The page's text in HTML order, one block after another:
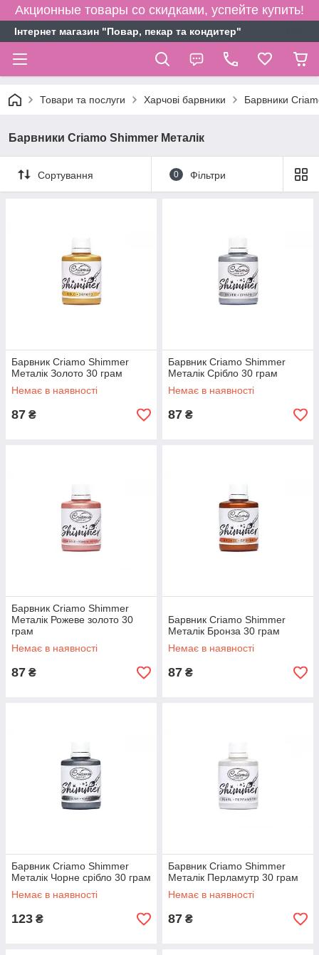
Акционные товары со скидками, успейте купить!
Інтернет магазин "Повар, пекар та кондитер"
Товари та послуги Харчові барвники Барвники
Барвники Criamo Shimmer Металік
Сортування 0 Фільтри
Барвник Criamo Shimmer
Металік Золото 30 грам
Немає в наявності
87 ₴
Барвник Criamo Shimmer
Металік Срібло 30 грам
Немає в наявності
87 ₴
Барвник Criamo Shimmer
Металік Рожеве золото 30
грам
Немає в наявності
87 ₴
Барвник Criamo Shimmer
Металік Бронза 30 грам
Немає в наявності
87 ₴
Барвник Criamo Shimmer
Металік Чорне срібло 30 грам
Немає в наявності
123 ₴
Барвник Criamo Shimmer
Металік Перламутр 30 грам
Немає в наявності
87 ₴